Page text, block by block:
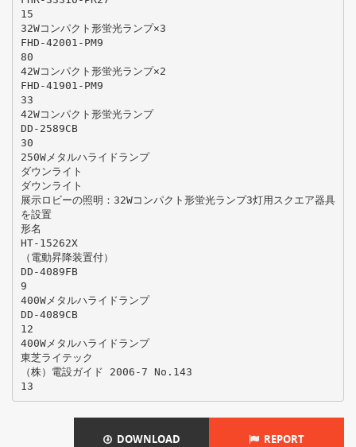
15
32Wコンパクト形蛍光ランプ×3
FHD-42001-PM9
80
42Wコンパクト形蛍光ランプ×2
FHD-41901-PM9
33
42Wコンパクト形蛍光ランプ
DD-2589CB
30
250Wメタルハライドランプ
ダウンライト
ダウンライト
展示ロビーの照明：32Wコンパクト形蛍光ランプ3灯用スクエア器具
を設置
形名
HT-15262X
（電動昇降装置付）
DD-4089FB
9
400Wメタルハライドランプ
DD-4089CB
12
400Wメタルハライドランプ
東芝ライテック
（株）電設ガイド 2006-7 No.143
DOWNLOAD REPORT